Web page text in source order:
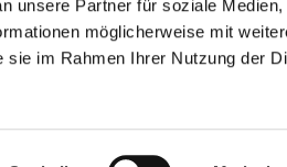
unsere Partner für soziale Medien,
möglicherweise mit
im Rahmen Ihrer Nutzung der
ChurchDesk-